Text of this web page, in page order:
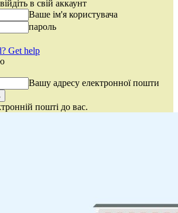
в свій аккаунт
Ваше ім'я користувача
пароль
Get help
Вашу адресу електронної пошти
пошті до вас.